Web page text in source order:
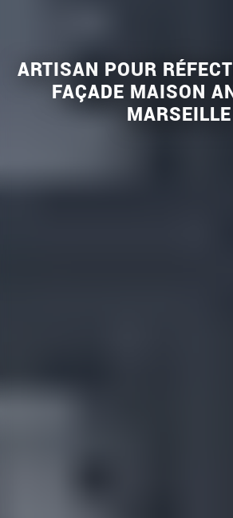
ARTISAN POUR
FAÇADE MAISON
MARSEILLE